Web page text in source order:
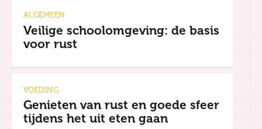
ALGEMEEN
Veilige schoolomgeving: de basis
voor rust
VOEDING
Genieten van rust en goede sfeer
tijdens het uit eten gaan